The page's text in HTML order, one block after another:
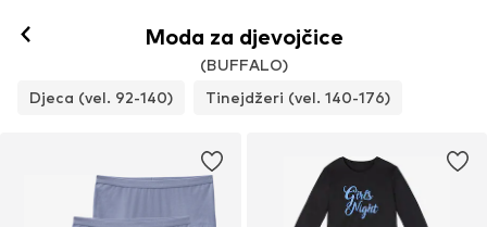
Moda za djevojčice
(BUFFALO)
Djeca (vel. 92-140)
Tinejdžeri (vel. 140-176)